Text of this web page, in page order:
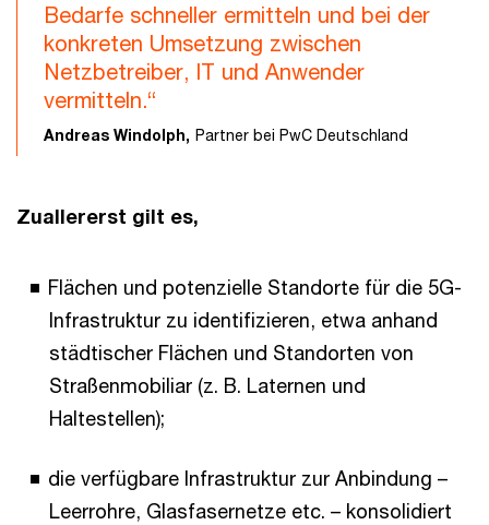
Bedarfe schneller ermitteln und bei der
konkreten Umsetzung zwischen
Netzbetreiber, IT und Anwender
vermitteln.“
Andreas Windolph, Partner bei PwC Deutschland
Zuallererst gilt es,
Flächen und potenzielle Standorte für die 5G-
Infrastruktur zu identifizieren, etwa anhand
städtischer Flächen und Standorten von
Straßenmobiliar (z. B. Laternen und
Haltestellen);
die verfügbare Infrastruktur zur Anbindung –
Leerrohre, Glasfasernetze etc. – konsolidiert